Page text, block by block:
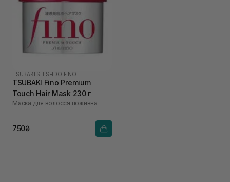
TSUBAKI SHISEIDO FINO
TSUBAKI Fino Premium
Touch Hair Mask 230 г
Маска для волосся поживна
750₴